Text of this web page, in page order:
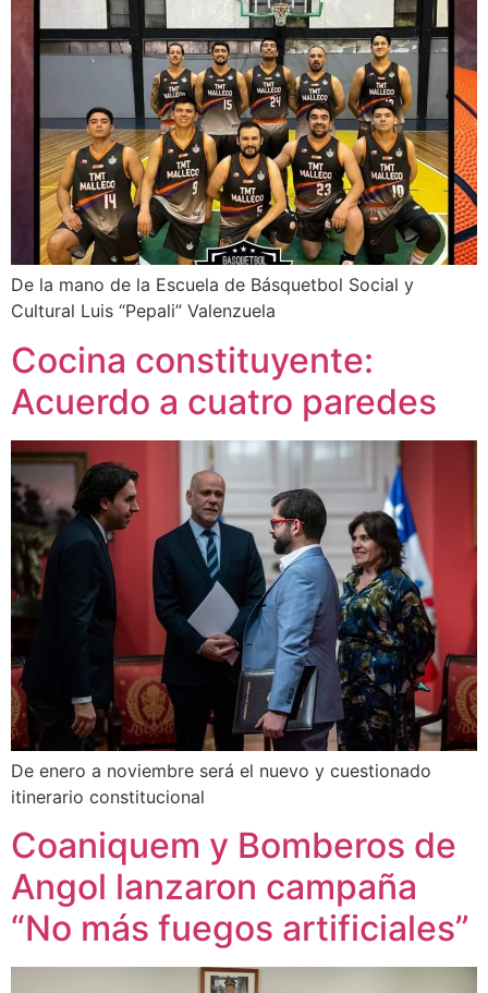
De la mano de la Escuela de Básquetbol Social y
Cultural Luis “Pepali” Valenzuela
Cocina constituyente:
Acuerdo a cuatro paredes
De enero a noviembre será el nuevo y cuestionado
itinerario constitucional
Coaniquem y Bomberos de
Angol lanzaron campaña
“No más fuegos artificiales”